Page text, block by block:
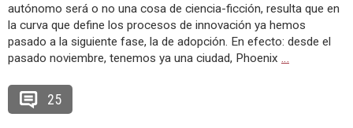
autónomo será o no una cosa de ciencia-ficción, resulta que en
la curva que define los procesos de innovación ya hemos
pasado a la siguiente fase, la de adopción. En efecto: desde el
pasado noviembre, tenemos ya una ciudad, Phoenix …
25